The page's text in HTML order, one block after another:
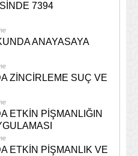
7394
ANAYASAYA
ZİNCİRLEME SUÇ VE
ETKİN PİŞMANLIĞIN
ETKİN PİŞMANLIK VE